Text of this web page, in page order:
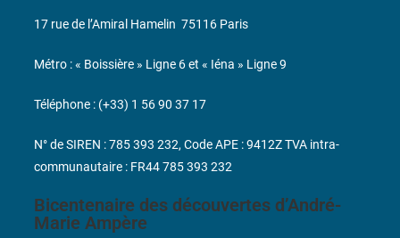
Bicentenaire des découvertes d’André-
Marie Ampère
17 rue de l’Amiral Hamelin 75116 Paris
Métro : « Boissière » Ligne 6 et « Iéna » Ligne 9
Téléphone : (+33) 1 56 90 37 17
N° de SIREN : 785 393 232, Code APE : 9412Z TVA intra-
communautaire : FR44 785 393 232